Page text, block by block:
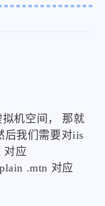
机空间， 那就
后我们需要对iis
对应
.mtn 对应